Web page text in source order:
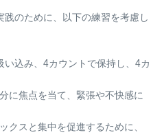
のために、以下の練習を考慮し
込み、4カウントで保持し、4カ
に焦点を当て、緊張や不快感に
クスと集中を促進するために、